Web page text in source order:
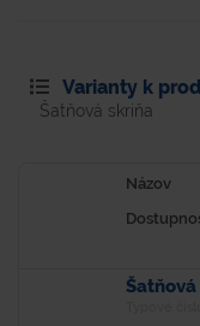
Varianty k
Šatňová skriňa
Názov